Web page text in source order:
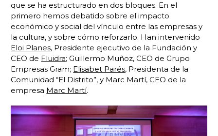
que se ha estructurado en dos bloques. En el
primero hemos debatido sobre el impacto
económico y social del vínculo entre las empresas y
la cultura, y sobre cómo reforzarlo. Han intervenido
Eloi Planes, Presidente ejecutivo de la Fundación y
CEO de Fluidra; Guillermo Muñoz, CEO de Grupo
Empresas Gram; Elisabet Parés, Presidenta de la
Comunidad “El Distrito”, y Marc Martí, CEO de la
empresa Marc Martí.